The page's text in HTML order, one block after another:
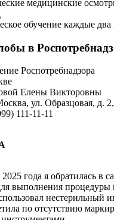
медицинские
обучение каждые два
в
Роспотребнадзора
Елены Викторовны
ул. Образцовая, д.
111-11-11
2025 года я обратилась в
выполнения процедуры
нестерильный
по отсутствию